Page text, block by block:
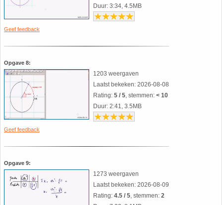
Geef feedback
Duur: 3:34, 4.5MB
Opgave 8:
Geef feedback
1203 weergaven
Laatst bekeken: 2026-08-08
Rating: 5 / 5, stemmen: < 10
Duur: 2:41, 3.5MB
Opgave 9:
1273 weergaven
Laatst bekeken: 2026-08-09
Rating: 4.5 / 5, stemmen: 2
36. Tangens van een hoek
38. Vergelijkingen (geschiedenis)
39. Wet van Benford
40. Worteltrekken